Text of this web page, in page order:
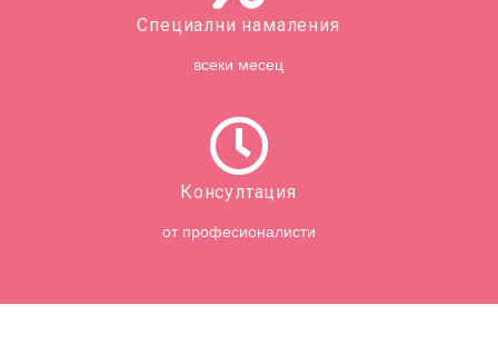
Специални намаления
всеки месец
Консултация
от професионалисти